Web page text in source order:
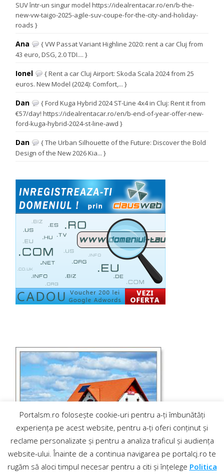
SUV într-un singur model https://idealrentacar.ro/en/b-the-
new-vw-taigo-2025-agile-suv-coupe-for-the-city-and-holiday-
roads }
Ana
{ VW Passat Variant Highline 2020: rent a car Cluj from
43 euro, DSG, 2.0 TDI.... }
Ionel
{ Rent a car Cluj Airport: Skoda Scala 2024 from 25
euros. New Model (2024): Comfort,... }
Dan
{ Ford Kuga Hybrid 2024 ST-Line 4x4 in Cluj: Rent it from
€57/day! https://idealrentacar.ro/en/b-end-of-year-offer-new-
ford-kuga-hybrid-2024-st-line-awd }
Dan
{ The Urban Silhouette of the Future: Discover the Bold
Design of the New 2026 Kia... }
Portalsm.ro folosește cookie-uri pentru a-ți îmbunătăți
experiența pe acest website, pentru a-ți oferi conținut și
reclame personalizate și pentru a analiza traficul și audiența
website-ului. Înainte de a continua navigarea pe portalcj.ro te
rugăm să aloci timpul necesar pentru a citi și înțelege Politica